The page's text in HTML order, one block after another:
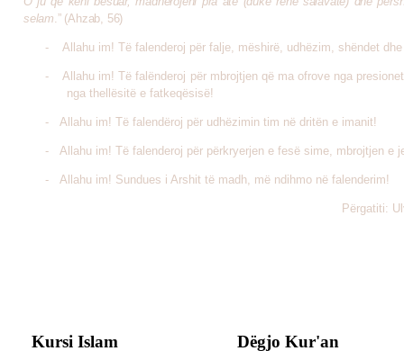
selam .” (Ahzab, 56)
- Allahu im! Të falenderoj për falje, mëshirë, udhëzim, shëndet
-
Allahu im! Të falënderoj për mbrojtjen që ma ofrove nga
nga thellësitë e fatkeqësisë!
- Allahu im! Të falendëroj për udhëzimin tim në dritën e imanit!
- Allahu im! Të falenderoj për përkryerjen e fesë sime, mbrojtjen e
- Allahu im! Sundues i Arshit të madh, më ndihmo në falenderim!
Përgatiti:
Kursi Islam Dëgjo Kur'an